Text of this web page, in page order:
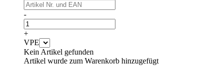
-
+
VPE
Kein Artikel gefunden
Artikel wurde zum Warenkorb hinzugefügt